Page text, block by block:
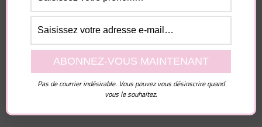
Vous pourriez également aimer...
Pas de courrier indésirable. Vous pouvez vous désinscrire quand
vous le souhaitez.